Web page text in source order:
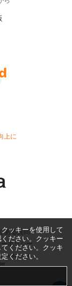
上に
ある質問
ポリシー
Reserved.
ッキーを使用して
ください。クッキー
ください。クッキ
ください。